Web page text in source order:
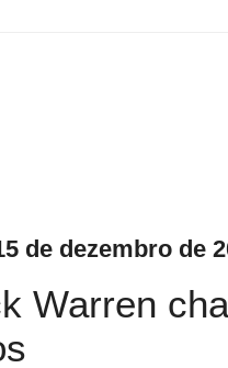
de dezembro de
Warren